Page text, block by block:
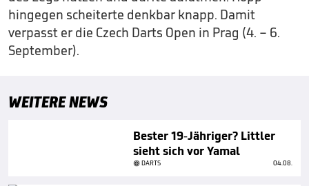
hingegen scheiterte denkbar knapp. Damit
verpasst er die Czech Darts Open in Prag (4. – 6.
September).
WEITERE NEWS
Bester 19-Jähriger? Littler
sieht sich vor Yamal
DARTS 04.08.